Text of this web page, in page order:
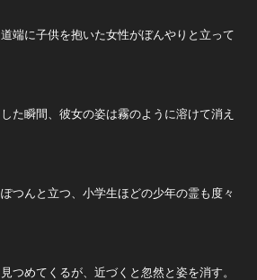
端に子供を抱いた女性がぼんやりと立って
た瞬間、彼女の姿は霧のように溶けて消え
つんと立つ、小学生ほどの少年の霊も度々
つめてくるが、近づくと忽然と姿を消す。